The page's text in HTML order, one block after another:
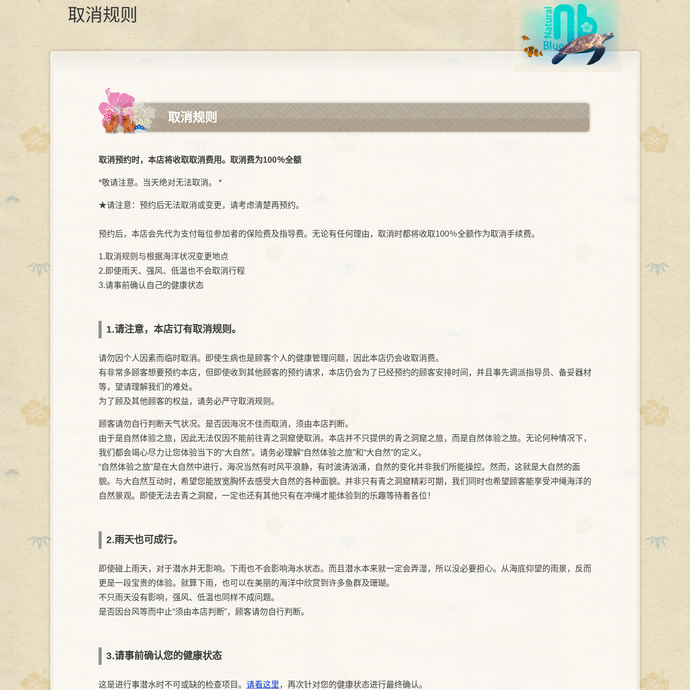
取消规则
取消规则
取消预约时，本店将收取取消费用。取消费为100％全额
*敬请注意。当天绝对无法取消。 *
★请注意：预约后无法取消或变更，请考虑清楚再预约。
预约后，本店会先代为支付每位参加者的保险费及指导费。无论有任何理由，取消时都将收取100％全额作为取消手续费。
1.取消规则与根据海洋状况变更地点
2.即使雨天、强风、低温也不会取消行程
3.请事前确认自己的健康状态
1.请注意，本店订有取消规则。
请勿因个人因素而临时取消。即使生病也是顾客个人的健康管理问题，因此本店仍会收取消费。
有非常多顾客想要预约本店，但即使收到其他顾客的预约请求，本店仍会为了已经预约的顾客安排时间，并且事先调派指导员、备妥器材
等，望请理解我们的难处。
为了顾及其他顾客的权益，请务必严守取消规则。
顾客请勿自行判断天气状况。是否因海况不佳而取消，须由本店判断。
由于是自然体验之旅，因此无法仅因不能前往青之洞窟便取消。本店并不只提供的青之洞窟之旅，而是自然体验之旅。无论何种情况下，
我们都会竭心尽力让您体验当下的“大自然”。请务必理解“自然体验之旅”和“大自然”的定义。
“自然体验之旅”是在大自然中进行，海况当然有时风平浪静，有时波涛汹涌，自然的变化并非我们所能操控。然而，这就是大自然的面
貌。与大自然互动时，希望您能放宽胸怀去感受大自然的各种面貌。并非只有青之洞窟精彩可期，我们同时也希望顾客能享受冲绳海洋的
自然景观。即使无法去青之洞窟，一定也还有其他只有在冲绳才能体验到的乐趣等待着各位！
2.雨天也可成行。
即使碰上雨天，对于潜水并无影响。下雨也不会影响海水状态。而且潜水本来就一定会弄湿，所以没必要担心。从海底仰望的雨景，反而
更是一段宝贵的体验。就算下雨，也可以在美丽的海洋中欣赏到许多鱼群及珊瑚。
不只雨天没有影响，强风、低温也同样不成问题。
是否因台风等而中止“须由本店判断”，顾客请勿自行判断。
3.请事前确认您的健康状态
这是进行事潜水时不可或缺的检查项目。 请看这里，再次针对您的健康状态进行最终确认。